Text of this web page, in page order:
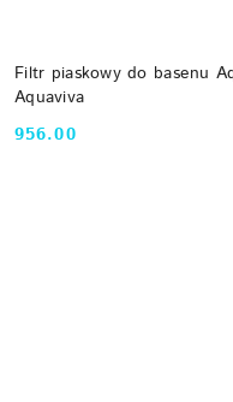
Filtr piaskowy do basenu
Aquaviva
Cena:
956.00